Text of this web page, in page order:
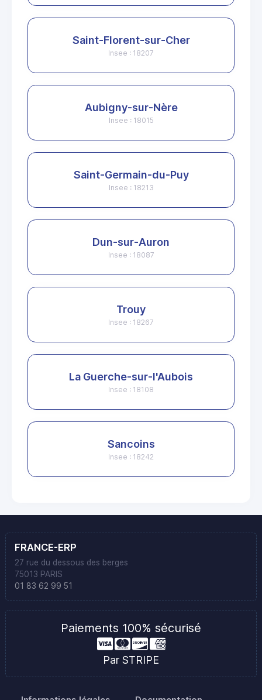
Saint-Florent-sur-Cher
Insee : 18207
Aubigny-sur-Nère
Insee : 18015
Saint-Germain-du-Puy
Insee : 18213
Dun-sur-Auron
Insee : 18087
Trouy
Insee : 18267
La Guerche-sur-l'Aubois
Insee : 18108
Sancoins
Insee : 18242
FRANCE-ERP
27 rue du dessous des berges
75013 PARIS
01 83 62 99 51
Paiements 100% sécurisé
Par STRIPE